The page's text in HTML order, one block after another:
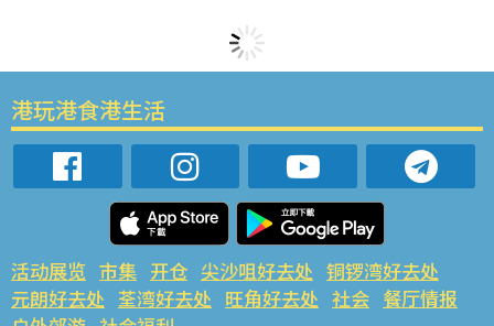
港玩港食港生活
活动展览 市集 开仓 尖沙咀好去处 铜锣湾好去处
元朗好去处 荃湾好去处 旺角好去处 社会 餐厅情报